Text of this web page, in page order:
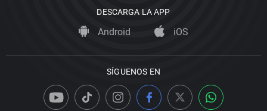
DESCARGA LA APP
Android iOS
SÍGUENOS EN